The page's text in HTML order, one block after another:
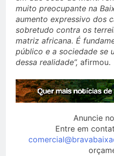
muito preocupante na
aumento expressivo dos
sobretudo contra os
matriz africana. É
público e a sociedade se
dessa realidade”, afirmou.
Anuncie no
Entre em